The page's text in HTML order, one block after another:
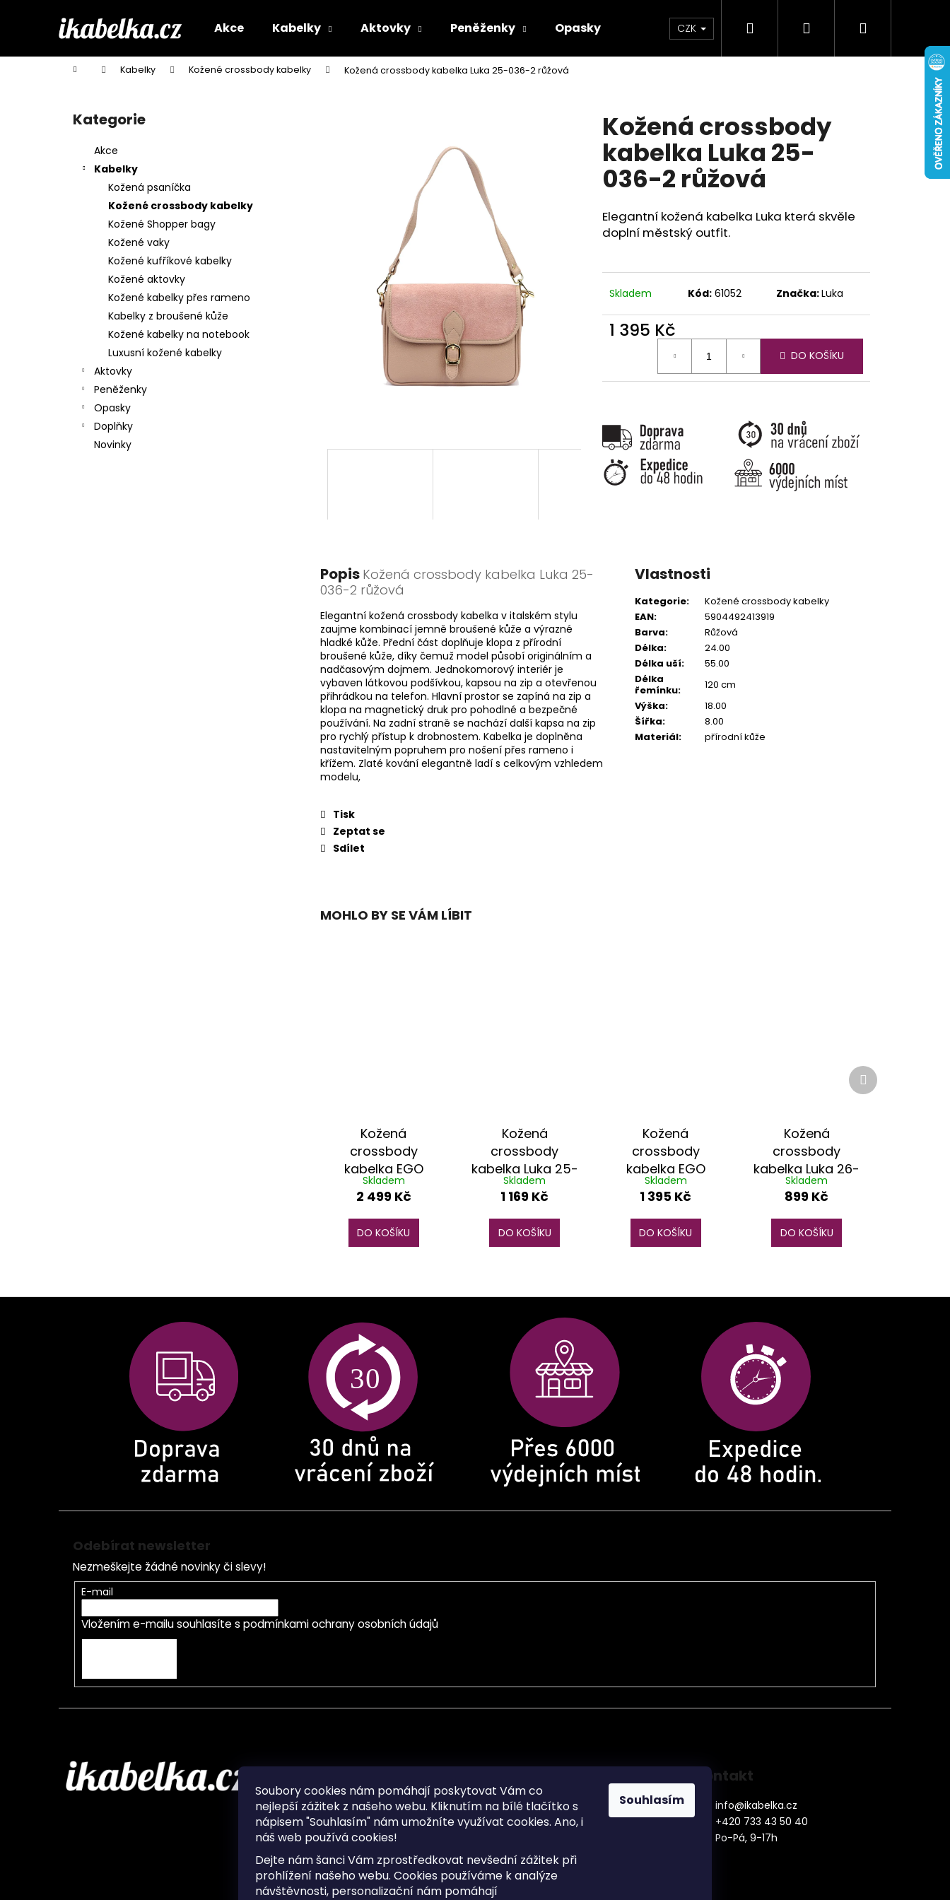
Soubory cookies nám pomáhají poskytovat Vám co
nejlepší zážitek z našeho webu. Kliknutím na bílé tlačítko s
nápisem "Souhlasím" nám umožníte využívat cookies. Ano, i
náš web používá cookies!
Dejte nám šanci Vám zprostředkovat nevšední zážitek při
prohlížení našeho webu. Cookies používáme k analýze
návštěvnosti, personalizační nám pomáhají
Souhlasím
Akce Kabelky Aktovky Peněženky Opasky Doplňky Novinky
CZK Hledat PřihlášeníNákupní
Domů Kabelky Kožené crossbody kabelky Kožená crossbody kabelka Luka 25-036-2 růžová
Přeskočit
kategorie
Kategorie
Akce
Kabelky
Kožená psaníčka
Kožené crossbody kabelky
Kožené Shopper bagy
Kožené vaky
Kožené kufříkové kabelky
Kožené aktovky
Kožené kabelky přes rameno
Kabelky z broušené kůže
Kožené kabelky na notebook
Luxusní kožené kabelky
Aktovky
Peněženky
Opasky
Doplňky
Novinky
Kožená crossbody
kabelka Luka 25-
036-2 růžová
Elegantní kožená kabelka Luka která skvěle
doplní městský outfit.
Skladem Kód: 61052 Značka:Luka
1 395 Kč
DO KOŠÍKU
Popis Kožená crossbody kabelka Luka 25-
036-2 růžová
Elegantní kožená crossbody kabelka v italském stylu
zaujme kombinací jemně broušené kůže a výrazné
hladké kůže. Přední část doplňuje klopa z přírodní
broušené kůže, díky čemuž model působí originálním a
nadčasovým dojmem. Jednokomorový interiér je
vybaven látkovou podšívkou, kapsou na zip a otevřenou
přihrádkou na telefon. Hlavní prostor se zapíná na zip a
klopa na magnetický druk pro pohodlné a bezpečné
používání. Na zadní straně se nachází další kapsa na zip
pro rychlý přístup k drobnostem. Kabelka je doplněna
nastavitelným popruhem pro nošení přes rameno i
křížem. Zlaté kování elegantně ladí s celkovým vzhledem
modelu,
Tisk
Zeptat se
Sdílet
Vlastnosti
Kategorie:
Kožené crossbody kabelky
EAN:
5904492413919
Barva:
Růžová
Délka:
24.00
Délka uší:
55.00
Délka
řemínku:
120 cm
Výška:
18.00
Šířka:
8.00
Materiál: přírodní kůže
MOHLO BY SE VÁM LÍBIT
Kožená
crossbody
kabelka EGO
ES0194RA žlutá
Skladem
2 499 Kč
DO KOŠÍKU
Kožená
crossbody
kabelka Luka 25-
049 D DL krémová
Skladem
1 169 Kč
DO KOŠÍKU
Kožená
crossbody
kabelka EGO
ES0311WF
fuchsiová
Skladem
1 395 Kč
DO KOŠÍKU
Kožená
crossbody
kabelka Luka 26-
128 lila
Skladem
899 Kč
DO KOŠÍKU
Další
produkt
í
Zpět
do
Zpět
do
Co potřebujete najít?
Doporučujeme
Odebírat newsletter
Nezmeškejte žádné novinky či slevy!
E-mail
Vložením e-mailu souhlasíte s podmínkami ochrany osobních údajů
O nás
Ochrana osobních údajů
Často kladené dotazy
Ukládání cookies
Kontakty
Sitemap
Doprava a Platba
Postup vrácení zboží ve 30 denní
lhůtě
Obchodní podmínky
Kontakt
info@ikabelka.cz
+420 733 43 50 40
Po-Pá, 9-17h